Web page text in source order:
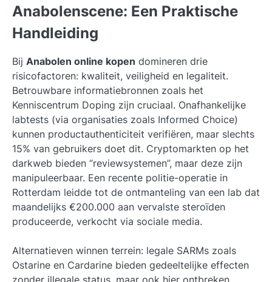
Anabolenscene: Een Praktische
Handleiding
Bij Anabolen online kopen domineren drie
risicofactoren: kwaliteit, veiligheid en legaliteit.
Betrouwbare informatiebronnen zoals het
Kenniscentrum Doping zijn cruciaal. Onafhankelijke
labtests (via organisaties zoals Informed Choice)
kunnen productauthenticiteit verifiëren, maar slechts
15% van gebruikers doet dit. Cryptomarkten op het
darkweb bieden “reviewsystemen”, maar deze zijn
manipuleerbaar. Een recente politie-operatie in
Rotterdam leidde tot de ontmanteling van een lab dat
maandelijks €200.000 aan vervalste steroïden
produceerde, verkocht via sociale media.
Alternatieven winnen terrein: legale SARMs zoals
Ostarine en Cardarine bieden gedeeltelijke effecten
zonder illegale status, maar ook hier ontbreken